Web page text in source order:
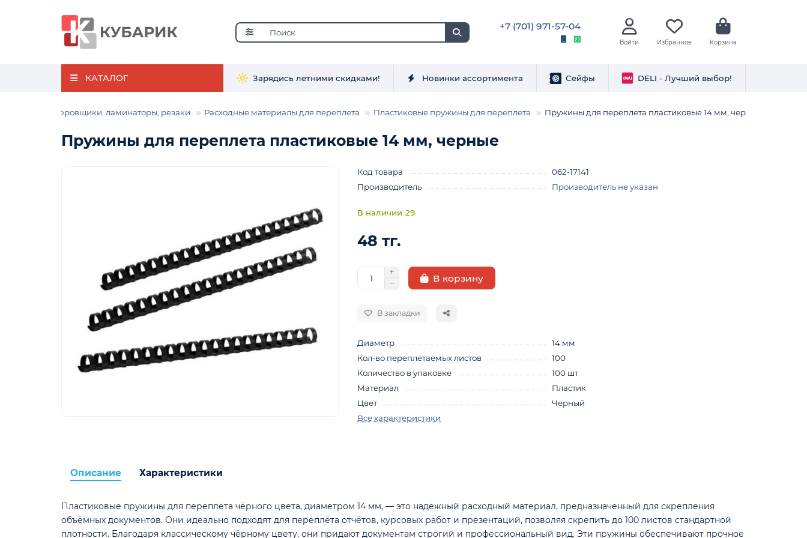
+7 (701) 971-57-04
Войти Избранное Корзина
КАТАЛОГ Зарядись летними скидками! Новинки ассортимента Сейфы DELI - Лучший выбор!
Брошюровщики, ламинаторы, резаки Расходные материалы для переплета Пластиковые пружины для переплета Пружины для переплета пластиковые 14 мм, черные
Пружины для переплета пластиковые 14 мм, черные
Код товара
062-17141
Производитель
Производитель не указан
29
48 тг.
В корзину
В закладки
Диаметр
14 мм
Кол-во переплетаемых листов
100
Количество в упаковке
100 шт
Материал
Пластик
Цвет
Черный
Все характеристики
Описание Характеристики
Пластиковые пружины для переплёта чёрного цвета, диаметром 14 мм, — это надёжный расходный материал, предназначенный для скрепления
объёмных документов. Они идеально подходят для переплёта отчётов, курсовых работ и презентаций, позволяя скрепить до 100 листов стандартной
плотности. Благодаря классическому чёрному цвету, они придают документам строгий и профессиональный вид. Эти пружины обеспечивают прочное